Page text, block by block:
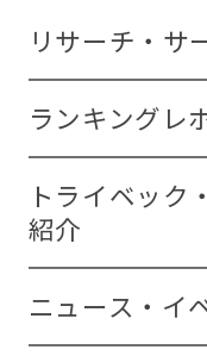
リサーチ・サ
ランキングレ
トライベック
紹介
ニュース・イ